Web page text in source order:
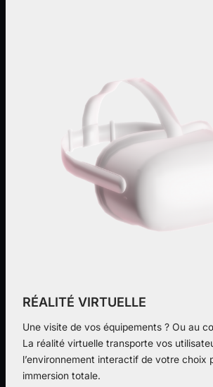
RÉALITÉ VIRTUELLE
Une visite de vos équipements ? Ou au
La réalité virtuelle transporte vos
l’environnement interactif de votre choix
immersion totale.